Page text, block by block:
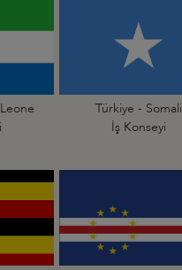
Türkiye - Somali
İş Konseyi